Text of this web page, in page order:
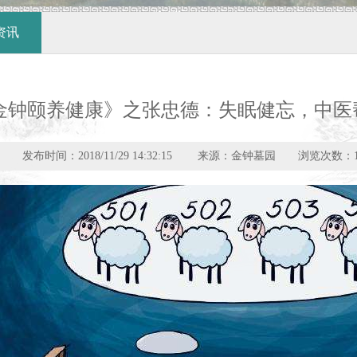
讯
钟颐养健康》之张忠德：失眠健忘，中
发布时间：2018/11/29 14:32:15 来源：金钟墓园 浏览次数：